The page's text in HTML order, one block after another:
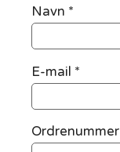
Navn *
E-mail *
Ordrenummer